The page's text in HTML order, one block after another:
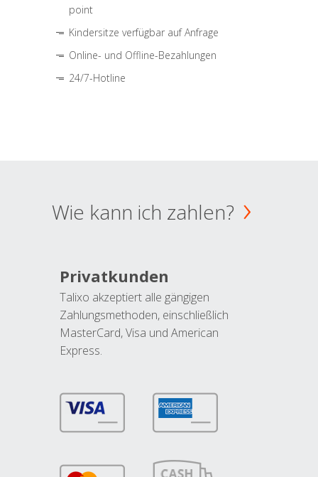
point
Kindersitze verfügbar auf Anfrage
Online- und Offline-Bezahlungen
24/7-Hotline
Wie kann ich zahlen?
Privatkunden
Talixo akzeptiert alle gängigen
Zahlungsmethoden, einschließlich
MasterCard, Visa und American
Express.